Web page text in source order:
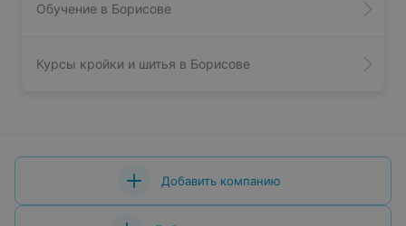
Обучение в Борисове
Курсы кройки и шитья в Борисове
Добавить компанию